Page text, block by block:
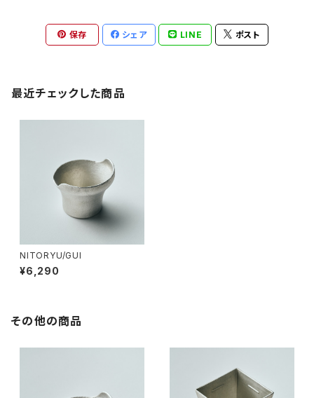
保存 シェア LINE ポスト
最近チェックした商品
NITORYU/GUI
¥6,290
その他の商品